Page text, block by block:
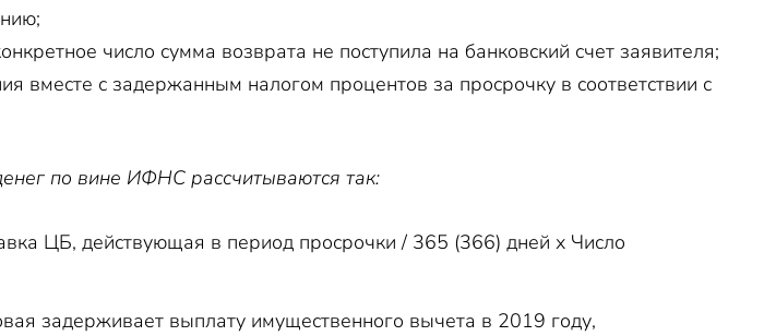
число сумма возврата не поступила на банковский счет заявителя;
вместе с задержанным налогом процентов за просрочку в соответствии с
по вине ИФНС рассчитываются так:
ЦБ, действующая в период просрочки / 365 (366) дней х Число
задерживает выплату имущественного вычета в 2019 году,